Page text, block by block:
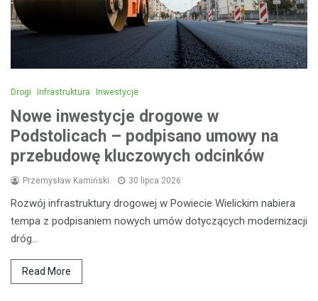
Drogi Infrastruktura Inwestycje
Nowe inwestycje drogowe w
Podstolicach – podpisano umowy na
przebudowę kluczowych odcinków
Przemysław Kamiński 30 lipca 2026
Rozwój infrastruktury drogowej w Powiecie Wielickim nabiera
tempa z podpisaniem nowych umów dotyczących modernizacji
dróg…
Read More